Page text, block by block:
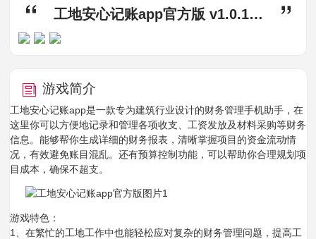
工地安心记账app官方版 v1.0.1,工地安心记账app下载,工地安心记账app官方版
游戏简介
工地安心记账app是一款专为建筑行业设计的财务管理手机助手，在
这里你可以方便地记录和管理各项收支、工资发放及材料采购等财务
信息。能够帮你生成详细的财务报表，清晰掌握项目的资金流动情
况，有效避免账目混乱。还有预算控制功能，可以帮助你合理规划项
目成本，确保不超支。
游戏特色：
1、在繁忙的工地工作中也能轻松应对复杂的财务管理问题，提高工